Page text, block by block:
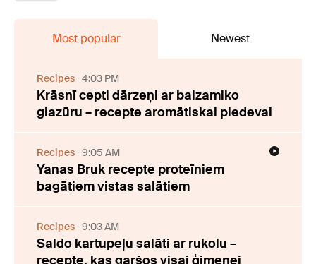
Most popular Newest
Recipes 4:03 PM
Krāsnī cepti dārzeņi ar balzamiko
glazūru – recepte aromātiskai piedevai
Recipes 9:05 AM
Yanas Bruk recepte proteīniem
bagātiem vistas salātiem
Recipes 9:03 AM
Saldo kartupeļu salāti ar rukolu –
recepte, kas garšos visai ģimenei